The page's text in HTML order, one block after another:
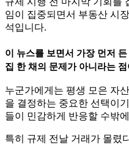
임이 집중되면서 부동산 시
석입니다.
이 뉴스를 보면서 가장 먼저
집 한 채의 문제가 아니라는
누군가에게는 평생 모은 자
을 결정하는 중요한 선택이
들이 민감하게 반응할 수밖
특히 규제 전날 거래가 몰렸